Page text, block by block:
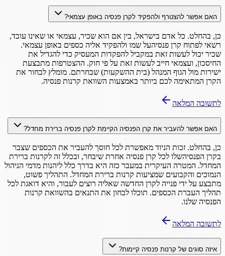
האם אפשר להצטרף ולהפקיד לקרן פנסיה באופן עצמאי?
כן, בהחלט. כל אדם בישראל, בין אם הוא שכיר, עצמאי או שאינו עובד,
רשאי לפתוח קרן פנסיהעל שמו ולהפקיד אליה כספים באופן עצמאי.
שכיר יכול לעשות זאת במקביל להפקדות המעסיק כדי להגדיל את
החיסכון, ועצמאי חייב לעשות זאת על פי חוק. ההצטרפות מתבצעת
ישירות מול הגוף המנהל (בית ההשקעות) שבחרתם. מומלץ לבחור את
הקרן המתאימה לכם ביותר באמצעות השוואת קרנות פנסיה.
לתשובה המלאה
האם אפשר להעביר את קרן הפנסיה הקיימת לקרן פנסיה ברירת מחדל?
כן, בהחלט. זכות הניוד מאפשרת לכל חוסך להעביר את הכספים שצבר
בקרן הפנסיהשלו לכל קרן פנסיה אחרת שיבחר, ובכלל זה לקרנות ברירת
המחדל. המטרה העיקרית במעבר כזה היא בדרך כלל ליהנות מדמי הניהול
הנמוכים והקבועים שמציעות קרנות ברירת המחדל. התהליך פשוט,
מתבצע על ידי פנייה לקרן החדשה שאליה רוצים לעבור, והיא דואגת לכל
תהליך העברת הכספים. תוכלו לבחון את התנאים בהשוואת קרנות
הפנסיה שלנו.
לתשובה המלאה
איזה סוגים של קרנות פנסיה קיימות?